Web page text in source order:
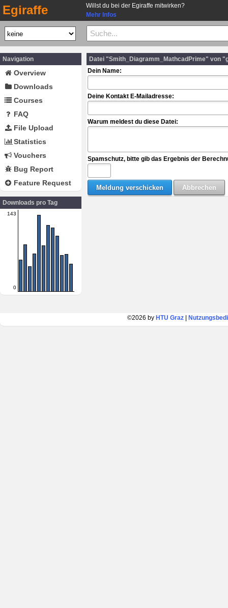
Egiraffe
Willst du bei der Egiraffe mitwirken?
Mehr Infos
Navigation
Overview
Downloads
Courses
FAQ
File Upload
Statistics
Vouchers
Bug Report
Feature Request
Downloads pro Tag
143
0
Datei "Smith_Diagramm_MathcadPrime" von
Dein Name:
Deine Kontakt E-Mailadresse:
Warum meldest du diese Datei:
Spamschutz, bitte gib das Ergebnis der
©2026 by HTU Graz|